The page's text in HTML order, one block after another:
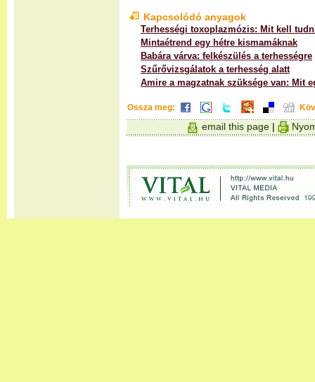
Kapcsolódó anyagok
Terhességi toxoplazmózis: Mit kell
Mintaétrend egy hétre kismamáknak
Babára várva: felkészülés a terhességre
Szűrővizsgálatok a terhesség alatt
Amire a magzatnak szüksége van: Mit
Ossza meg:
email this page |